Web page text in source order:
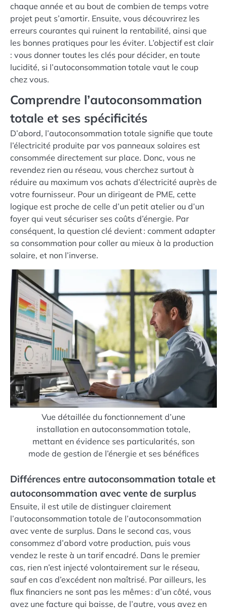
chaque année et au bout de combien de temps votre
projet peut s’amortir. Ensuite, vous découvrirez les
erreurs courantes qui ruinent la rentabilité, ainsi que
les bonnes pratiques pour les éviter. L’objectif est clair
: vous donner toutes les clés pour décider, en toute
lucidité, si l’autoconsommation totale vaut le coup
chez vous.
Comprendre l’autoconsommation
totale et ses spécificités
D’abord, l’autoconsommation totale signifie que toute
l’électricité produite par vos panneaux solaires est
consommée directement sur place. Donc, vous ne
revendez rien au réseau, vous cherchez surtout à
réduire au maximum vos achats d’électricité auprès de
votre fournisseur. Pour un dirigeant de PME, cette
logique est proche de celle d’un petit atelier ou d’un
foyer qui veut sécuriser ses coûts d’énergie. Par
conséquent, la question clé devient : comment adapter
sa consommation pour coller au mieux à la production
solaire, et non l’inverse.
Vue détaillée du fonctionnement d’une
installation en autoconsommation totale,
mettant en évidence ses particularités, son
mode de gestion de l’énergie et ses bénéfices
Différences entre autoconsommation totale et
autoconsommation avec vente de surplus
Ensuite, il est utile de distinguer clairement
l’autoconsommation totale de l’autoconsommation
avec vente de surplus. Dans le second cas, vous
consommez d’abord votre production, puis vous
vendez le reste à un tarif encadré. Dans le premier
cas, rien n’est injecté volontairement sur le réseau,
sauf en cas d’excédent non maîtrisé. Par ailleurs, les
flux financiers ne sont pas les mêmes : d’un côté, vous
avez une facture qui baisse, de l’autre, vous avez en